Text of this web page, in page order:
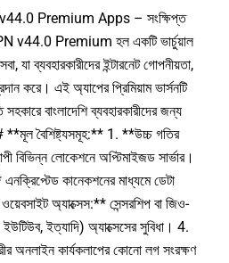
Premium Apps – সংক্ষিপ্ত
v44.0 Premium হল একটি ভার্চুয়াল
যা ব্যবহারকারীদের ইন্টারনেট গোপনীয়তা,
করে। এই অ্যাপের প্রিমিয়াম ভার্সনটি
বাংলাদেশি ব্যবহারকারীদের জন্য
বৈশিষ্ট্যসমূহ:** 1. **উচ্চ গতির
বিভিন্ন লোকেশনে অপ্টিমাইজড সার্ভার।
কানেকশনের মাধ্যমে ডেটা
অ্যাক্সেস:** সেন্সরশিপ বা জিও-
ইত্যাদি) অ্যাক্সেসের সুবিধা। 4.
অনলাইন কার্যকলাপের কোনো লগ সংরক্ষণ